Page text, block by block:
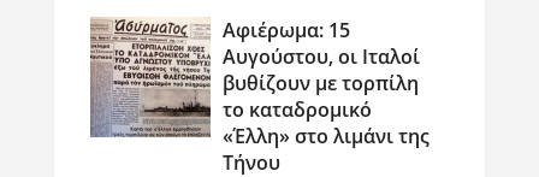
Αφιέρωμα: 15
Αυγούστου, οι Ιταλοί
βυθίζουν με τορπίλη
το καταδρομικό
«Έλλη» στο λιμάνι της
Τήνου